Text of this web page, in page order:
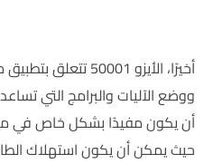
أخيرًا، الأيزو 50001
ووضع الآليات والبرامج التي
أن يكون مفيدًا بشكل خاص في
حيث يمكن أن يكون استهلاك